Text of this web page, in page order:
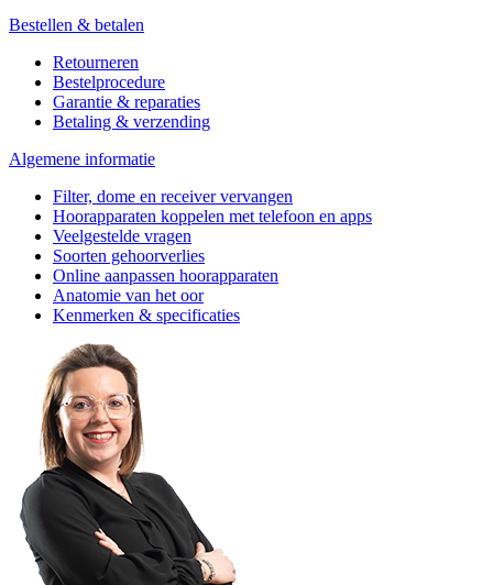
Bestellen & betalen
Retourneren
Bestelprocedure
Garantie & reparaties
Betaling & verzending
Algemene informatie
Filter, dome en receiver vervangen
Hoorapparaten koppelen met telefoon en apps
Veelgestelde vragen
Soorten gehoorverlies
Online aanpassen hoorapparaten
Anatomie van het oor
Kenmerken & specificaties